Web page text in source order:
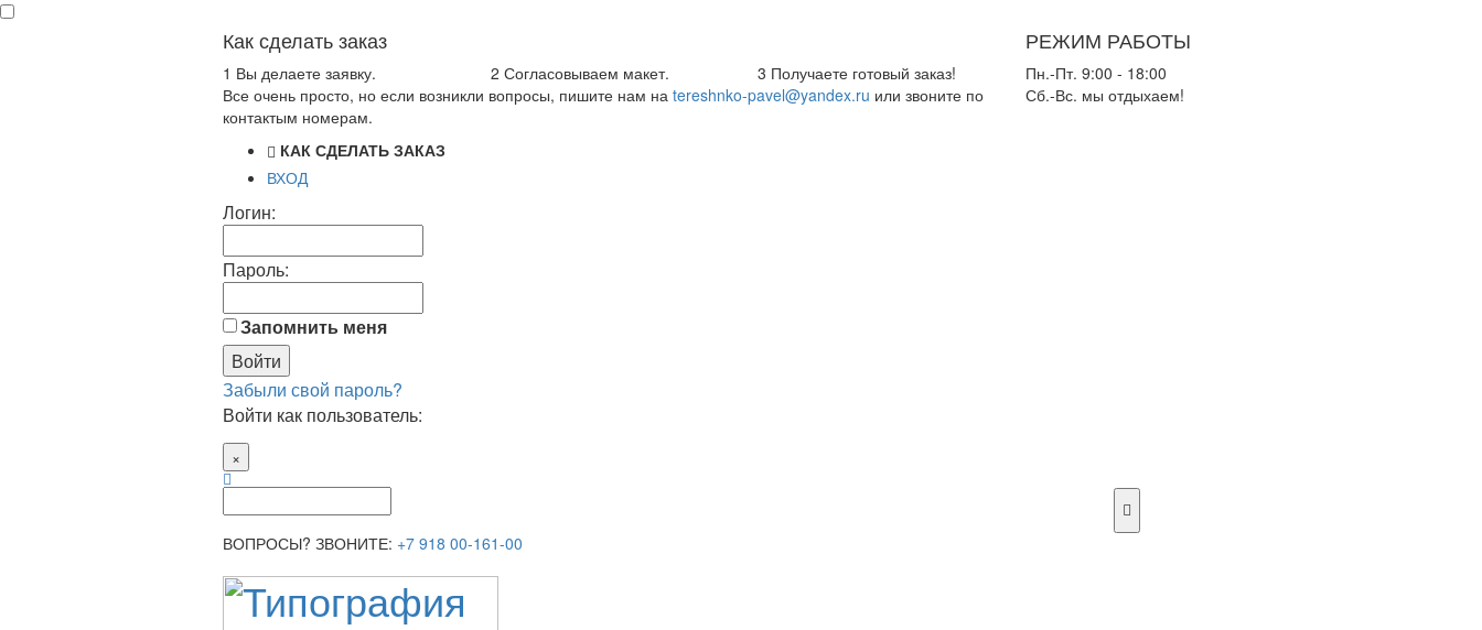
Как сделать заказ
1 Вы делаете заявку. 2 Согласовываем макет. 3 Получаете готовый заказ!
Все очень просто, но если возникли вопросы, пишите нам на tereshnko-pavel@yandex.ru или звоните по
контактым номерам.
РЕЖИМ РАБОТЫ
Пн.-Пт. 9:00 - 18:00
Сб.-Вс. мы отдыхаем!
КАК СДЕЛАТЬ ЗАКАЗ
ВХОД
Логин:
Пароль:
Запомнить меня
Забыли свой пароль?
Войти как пользователь:
×
ВОПРОСЫ? ЗВОНИТЕ: +7 918 00-161-00